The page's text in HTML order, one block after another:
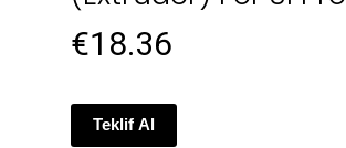
€18.36
Teklif Al